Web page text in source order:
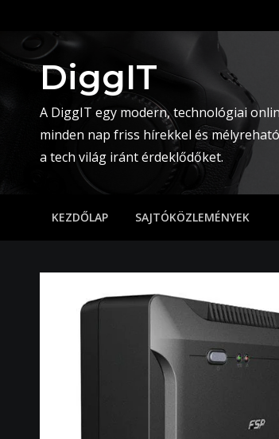
content
DiggIT
A DiggIT egy modern, technológiai
minden nap friss hírekkel és
a tech világ iránt érdeklődőket.
KEZDŐLAP SAJTÓKÖZLEMÉNYEK